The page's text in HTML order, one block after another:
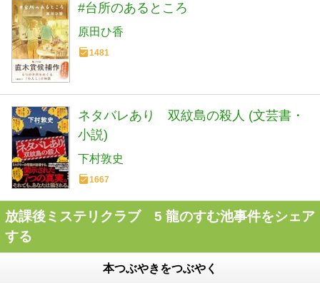
#台所のあるところ
原田ひ香
1481
ネタバレあり 双紋島の殺人 (文芸書・
小説)
下村敦史
1667
放課後ミステリクラブ 5 龍のすむ池事件をシェア
する
本つぶやきをつぶやく